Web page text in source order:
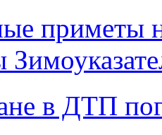
приметы
в ДТП